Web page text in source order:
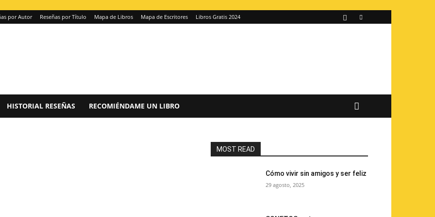
por Autor Reseñas por Título Mapa de Libros Mapa de Escritores Libros Gratis 2024
HISTORIAL RESEÑAS RECOMIÉNDAME UN LIBRO
MOST READ
Cómo vivir sin amigos y ser feliz
29 agosto, 2025